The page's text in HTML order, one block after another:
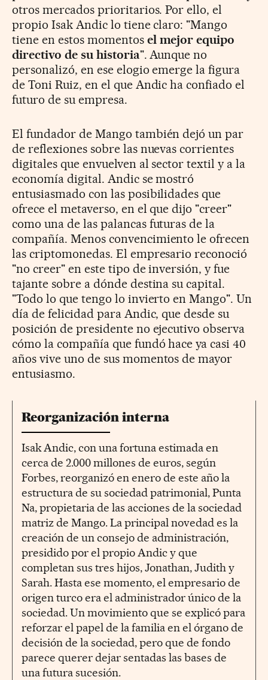
otros mercados prioritarios. Por ello, el
propio Isak Andic lo tiene claro: "Mango
tiene en estos momentosel mejor equipo
directivo de su historia". Aunque no
personalizó, en ese elogio emerge la figura
de Toni Ruiz, en el que Andic ha confiado el
futuro de su empresa.
El fundador de Mango también dejó un par
de reflexiones sobre las nuevas corrientes
digitales que envuelven al sector textil y a la
economía digital. Andic se mostró
entusiasmado con las posibilidades que
ofrece el metaverso, en el que dijo "creer"
como una de las palancas futuras de la
compañía. Menos convencimiento le ofrecen
las criptomonedas. El empresario reconoció
"no creer" en este tipo de inversión, y fue
tajante sobre a dónde destina su capital.
"Todo lo que tengo lo invierto en Mango". Un
día de felicidad para Andic, que desde su
posición de presidente no ejecutivo observa
cómo la compañía que fundó hace ya casi 40
años vive uno de sus momentos de mayor
entusiasmo.
Reorganización interna
Isak Andic, con una fortuna estimada en
cerca de 2.000 millones de euros, según
Forbes, reorganizó en enero de este año la
estructura de su sociedad patrimonial, Punta
Na, propietaria de las acciones de la sociedad
matriz de Mango. La principal novedad es la
creación de un consejo de administración,
presidido por el propio Andic y que
completan sus tres hijos, Jonathan, Judith y
Sarah. Hasta ese momento, el empresario de
origen turco era el administrador único de la
sociedad. Un movimiento que se explicó para
reforzar el papel de la familia en el órgano de
decisión de la sociedad, pero que de fondo
parece querer dejar sentadas las bases de
una futura sucesión.